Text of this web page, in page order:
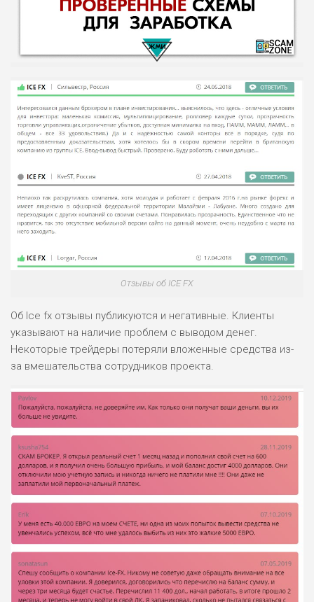
НАЗВАНИЕ ОБЗОР
ПОДОЙДЕТ
ВСЕМ
0
РИСКИ: НИЗКИЕ
ДОХОД: ВЫСОКИЙ
ЛЮБИТЕЛЯ
РИСКИ: СРЕДНИЕ
ДОХОД: ВЫСОКИЙ
БЮДЖЕТ: НИЗКИЙ
ОБЗОР
ПОДОЙДЕТ
ВСЕМ
2
РИСКИ: НИЗКИЕ
ДОХОД: НИЗКИЙ
БЮДЖЕТ: НИЗКИЙ
ОБЗОР
ПОДОЙДЕТ
РИСКИ: НИЗКИЕ
ДОХОД: СРЕДНИЙ
БЮДЖЕТ: НИЗКИЙ
Отзывы об ICE FX
Об Ice fx отзывы публикуются и негативные. Клиенты
указывают на наличие проблем с выводом денег.
Некоторые трейдеры потеряли вложенные средства из-
за вмешательства сотрудников проекта.